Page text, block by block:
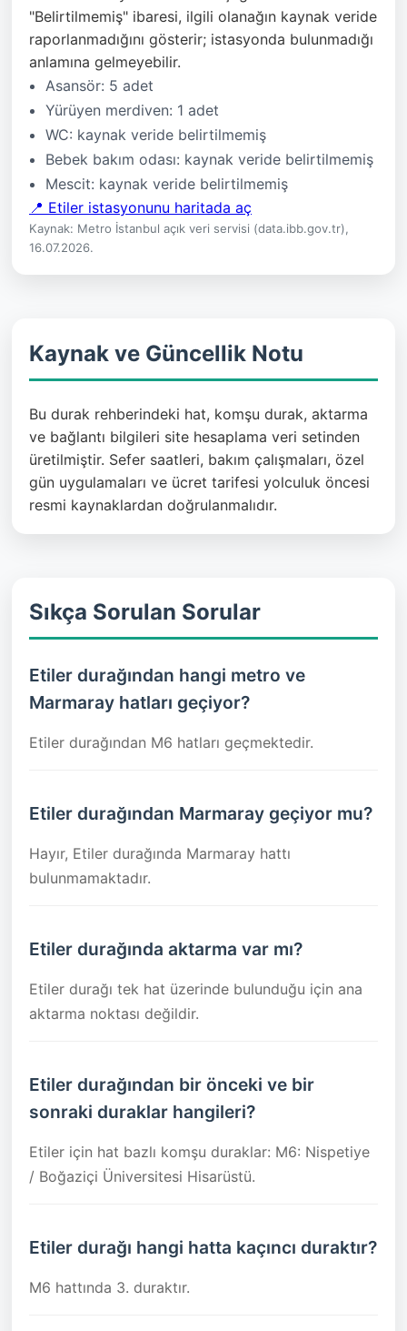
"Belirtilmemiş" ibaresi, ilgili olanağın kaynak veride
raporlanmadığını gösterir; istasyonda bulunmadığı
anlamına gelmeyebilir.
Asansör: 5 adet
Yürüyen merdiven: 1 adet
WC: kaynak veride belirtilmemiş
Bebek bakım odası: kaynak veride belirtilmemiş
Mescit: kaynak veride belirtilmemiş
📍 Etiler istasyonunu haritada aç
Kaynak: Metro İstanbul açık veri servisi (data.ibb.gov.tr),
16.07.2026.
Kaynak ve Güncellik Notu
Bu durak rehberindeki hat, komşu durak, aktarma
ve bağlantı bilgileri site hesaplama veri setinden
üretilmiştir. Sefer saatleri, bakım çalışmaları, özel
gün uygulamaları ve ücret tarifesi yolculuk öncesi
resmi kaynaklardan doğrulanmalıdır.
Sıkça Sorulan Sorular
Etiler durağından hangi metro ve
Marmaray hatları geçiyor?
Etiler durağından M6 hatları geçmektedir.
Etiler durağından Marmaray geçiyor mu?
Hayır, Etiler durağında Marmaray hattı
bulunmamaktadır.
Etiler durağında aktarma var mı?
Etiler durağı tek hat üzerinde bulunduğu için ana
aktarma noktası değildir.
Etiler durağından bir önceki ve bir
sonraki duraklar hangileri?
Etiler için hat bazlı komşu duraklar: M6: Nispetiye
/ Boğaziçi Üniversitesi Hisarüstü.
Etiler durağı hangi hatta kaçıncı duraktır?
M6 hattında 3. duraktır.